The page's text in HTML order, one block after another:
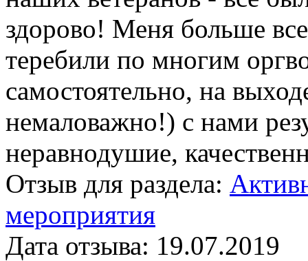
здорово! Меня больше
теребили по многим
самостоятельно, на
немаловажно!) с нами
неравнодушие,
Отзыв для раздела:
мероприятия
Дата отзыва: 19.07.2019